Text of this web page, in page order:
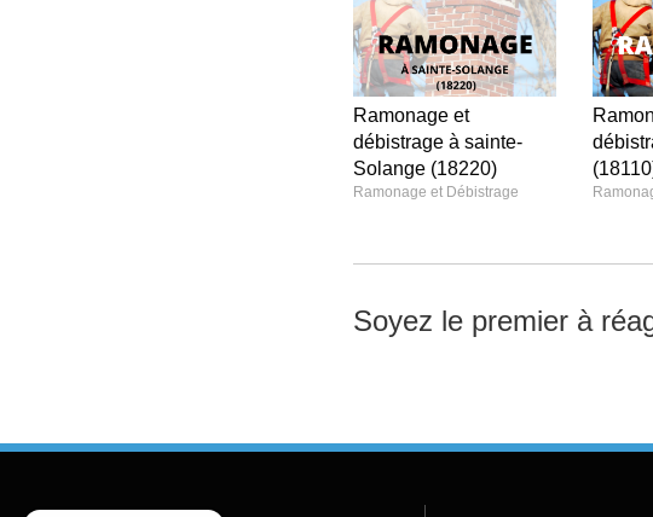
Ramonage et
débistrage à sainte-
Solange (18220)
Ramonage et Débistrage
Soyez le premier à